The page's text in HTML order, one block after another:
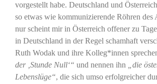
vorgestellt habe. Deutschland und
so etwas wie kommunizierende Röhren des
nur scheint mir in Österreich offener zu
in Deutschland in der Regel schamhaft
Ruth Wodak und ihre Kolleg*innen
der ‚Stunde Null‘“ und nennen ihn
„die
Lebenslüge“, die sich umso erfolgreicher